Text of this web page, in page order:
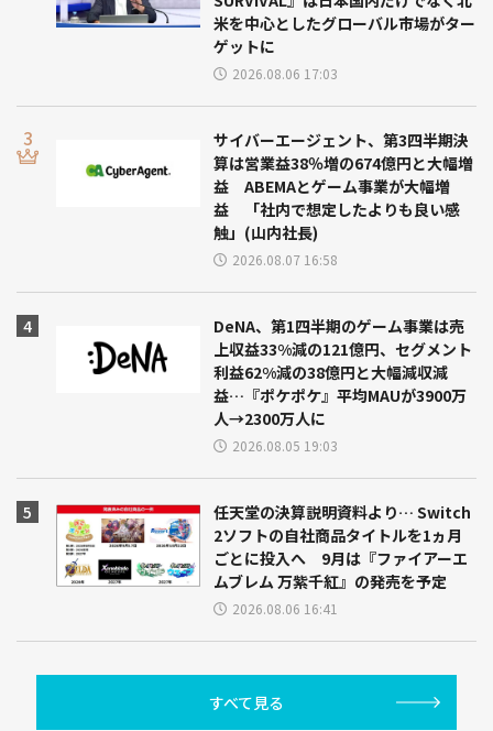
米を中心としたグローバル市場がター
ゲットに
2026.08.06 17:03
サイバーエージェント、第3四半期決
算は営業益38％増の674億円と大幅増
益 ABEMAとゲーム事業が大幅増
益 「社内で想定したよりも良い感
触」(山内社長)
2026.08.07 16:58
DeNA、第1四半期のゲーム事業は売
上収益33%減の121億円、セグメント
利益62%減の38億円と大幅減収減
益…『ポケポケ』平均MAUが3900万
人→2300万人に
2026.08.05 19:03
任天堂の決算説明資料より… Switch
2ソフトの自社商品タイトルを1ヵ月
ごとに投入へ 9月は『ファイアーエ
ムブレム 万紫千紅』の発売を予定
2026.08.06 16:41
すべて見る